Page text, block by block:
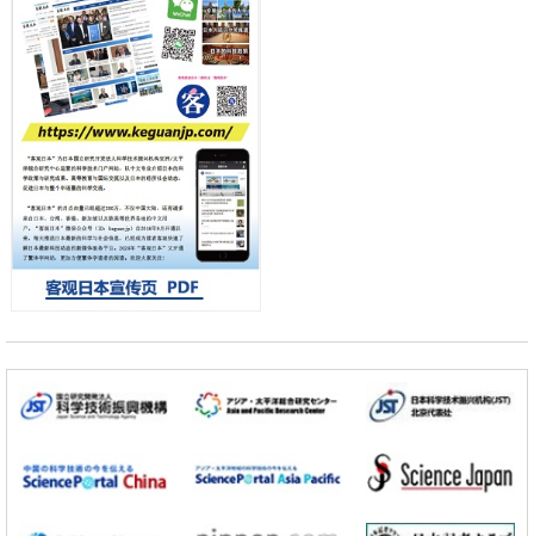
首年度政策方向
科学研究
东京大学发现可诱导细胞死亡的新型信使物质
科学研究
东京都健康长寿医疗中心跨器官揭示衰老过程中的糖链变化
科学研究
产总研无需石油利用松脂制备石墨前驱体，可作为电池电极材料
政策
日本内阁会议通过《2026年综合创新战略》，将统筹推进科学研究与成
果转化
科学研究
苍白球外节部体积增大
科学研究
化，研发出面向单细胞质谱成像的新技术
科学研究
基础设施
小岩井忠道 泷川 进